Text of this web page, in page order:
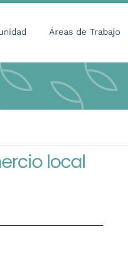
Áreas de Trabajo
local